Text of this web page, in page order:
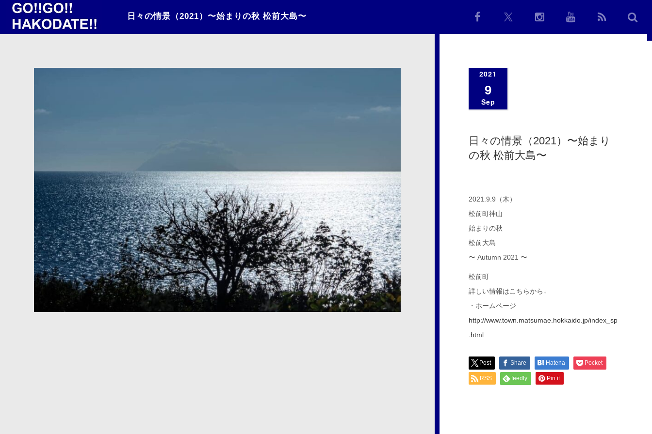
日々の情景（2021）〜始まりの秋 松前大島〜
2021
9
Sep
日々の情景（2021）〜始まり
の秋 松前大島〜
2021.9.9（木）
松前町神山
始まりの秋
松前大島
〜 Autumn 2021 〜
松前町
詳しい情報はこちらから↓
・ホームページ
http://www.town.matsumae.hokkaido.jp/index_sp
.html
Post Share Hatena Pocket
RSS feedly Pin it